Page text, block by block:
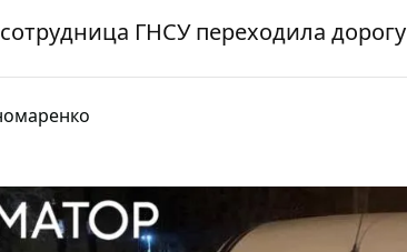
ГНСУ переходила дорогу